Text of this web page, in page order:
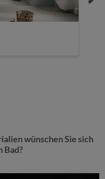
wünschen Sie sich
Bad?